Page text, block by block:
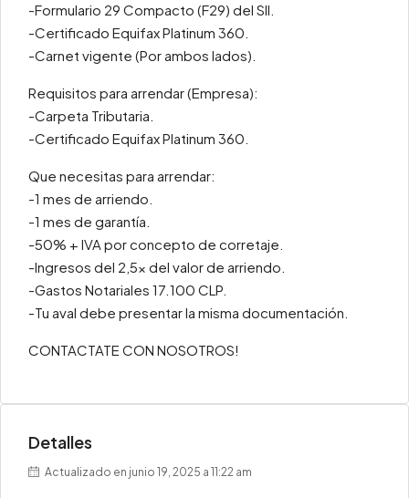
-Formulario 29 Compacto (F29) del SII.
-Certificado Equifax Platinum 360.
-Carnet vigente (Por ambos lados).
Requisitos para arrendar (Empresa):
-Carpeta Tributaria.
-Certificado Equifax Platinum 360.
Que necesitas para arrendar:
-1 mes de arriendo.
-1 mes de garantía.
-50% + IVA por concepto de corretaje.
-Ingresos del 2,5x del valor de arriendo.
-Gastos Notariales 17.100 CLP.
-Tu aval debe presentar la misma documentación.
CONTACTATE CON NOSOTROS!
Detalles
Actualizado en junio 19, 2025 a 11:22 am